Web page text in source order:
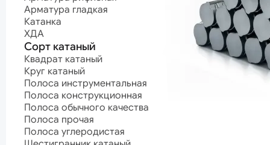
Шестигранник катаный
Фасонный прокат
Двутавровая балка
Спецпрофиль
Уголок
Швеллер
Шары
Шары
Нержавеющая сталь
Канат
Канат
Канат с
покрытием
Канат светлый
Проволока
Арматура гладкая
Катанка
ХДА
Сорт катаный
Квадрат катаный
Круг катаный
Полоса инструментальная
Полоса конструкционная
Полоса обычного качества
Полоса прочая
Полоса углеродистая